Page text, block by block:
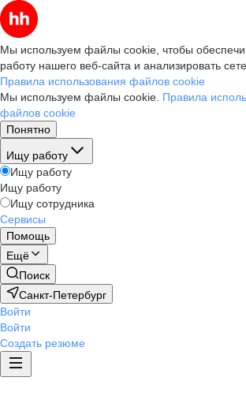
Мы используем файлы cookie, чтобы
работу нашего веб-сайта и анализировать
Правила использования файлов cookie
Мы используем файлы cookie. Правила
файлов cookie
Понятно
Ищу работу
Ищу работу
Ищу работу
Ищу сотрудника
Сервисы
Помощь
Ещё
Поиск
Санкт-Петербург
Войти
Войти
Создать резюме